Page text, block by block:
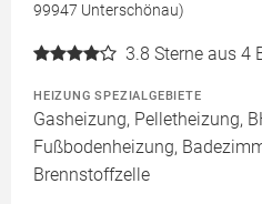
99947 Unterschönau)
3.8 Sterne aus 4
HEIZUNG SPEZIALGEBIETE
Gasheizung, Pelletheizung,
Fußbodenheizung,
Brennstoffzelle